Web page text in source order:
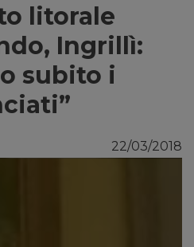
litorale
Ingrillì:
subito i
22/03/2018